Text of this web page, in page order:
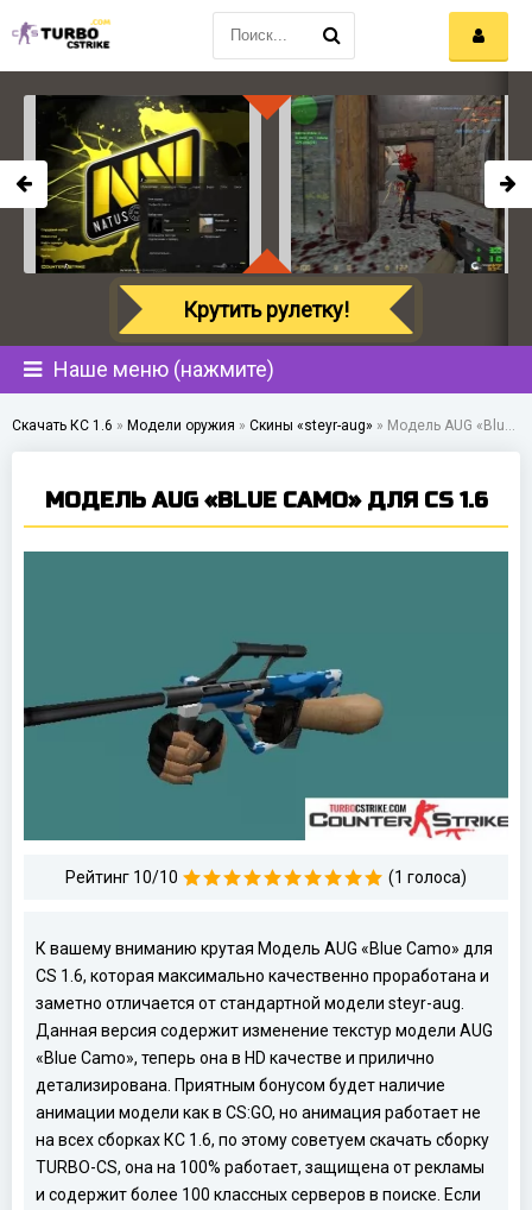
Наше меню (нажмите)
Скачать КС 1.6 » Модели оружия » Скины «steyr-aug» » Модель AUG «Blue Camo» для CS 1.6
МОДЕЛЬ AUG «BLUE CAMO» ДЛЯ CS 1.6
Рейтинг 10/10 (1 голоса)
К вашему вниманию крутая Модель AUG «Blue Camo» для
CS 1.6, которая максимально качественно проработана и
заметно отличается от стандартной модели steyr-aug.
Данная версия содержит изменение текстур модели AUG
«Blue Camo», теперь она в HD качестве и прилично
детализирована. Приятным бонусом будет наличие
анимации модели как в CS:GO, но анимация работает не
на всех сборках КС 1.6, по этому советуем скачать сборку
TURBO-CS, она на 100% работает, защищена от рекламы
и содержит более 100 классных серверов в поиске. Если
Крутить рулетку!